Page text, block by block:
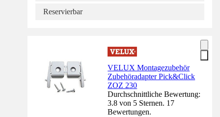
Reservierbar
VELUX Montagezubehör
Zubehöradapter Pick&Click
ZOZ 230
Durchschnittliche Bewertung:
3.8 von 5 Sternen. 17
Bewertungen.